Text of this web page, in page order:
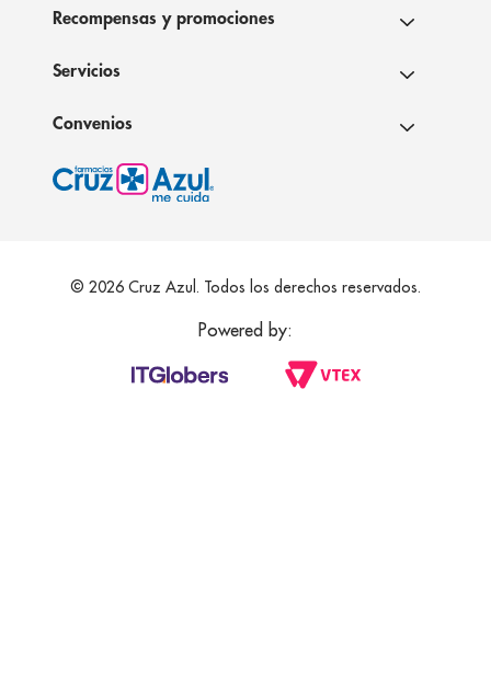
Recompensas y promociones
Servicios
Convenios
© 2026 Cruz Azul. Todos los derechos reservados.
Powered by: